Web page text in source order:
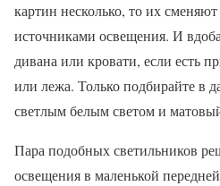
картин несколько, то их
источниками освещения. И
дивана или кровати, если есть
или лежа. Только подбирайте в
светлым белым светом и
Пара подобных светильников
освещения в маленькой